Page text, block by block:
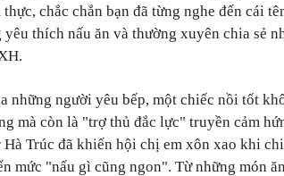
chắc chắn bạn đã từng nghe đến cái
thích nấu ăn và thường xuyên chia sẻ
những người yêu bếp, một chiếc nồi tốt
mà còn là "trợ thủ đắc lực" truyền cảm
Trúc đã khiến hội chị em xôn xao khi
mức "nấu gì cũng ngon". Từ những món